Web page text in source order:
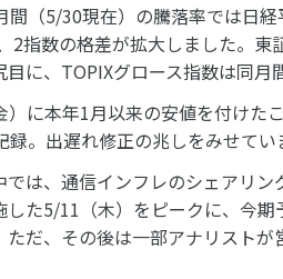
（5/30現在）の騰落率では日
2指数の格差が拡大しました。
に、TOPIXグロース指数は同月
に本年1月以来の安値を付けた
。出遅れ修正の兆しをみせてい
は、通信インフレのシェアリ
た5/11（木）をピークに、今
ただ、その後は一部アナリスト